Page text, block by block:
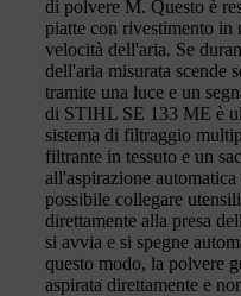
di polvere M. Questo è
piatte con rivestimento in
velocità dell'aria. Se
dell'aria misurata scende
tramite una luce e un
di STIHL SE 133 ME è
sistema di filtraggio
filtrante in tessuto e un
all'aspirazione
possibile collegare
direttamente alla presa
si avvia e si spegne
questo modo, la polvere
aspirata direttamente e